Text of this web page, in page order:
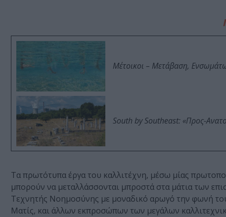
Μέτοικοι – Μετάβαση,
South by Southeast: «Προς-
Τα πρωτότυπα έργα του καλλιτέχνη, μέσω μίας
μπορούν να μεταλλάσσονται μπροστά στα μάτια των
Τεχνητής Νοημοσύνης με μοναδικό αρωγό την φωνή
Ματίς, και άλλων εκπροσώπων των μεγάλων